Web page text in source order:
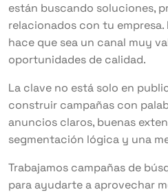
están buscando soluciones,
relacionados con tu
hace que sea un canal muy
oportunidades de calidad.
La clave no está solo en
construir campañas con
anuncios claros, buenas
segmentación lógica y una
Trabajamos campañas de
para ayudarte a aprovechar